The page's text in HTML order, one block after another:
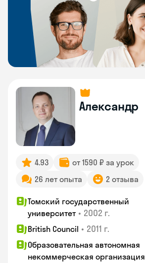
Александр
4.93
от 1590 ₽ за урок
26 лет опыта
2 отзыва
Томский государственный
университет • 2002 г.
British Council • 2011 г.
Образовательная автономная
некоммерческая организация